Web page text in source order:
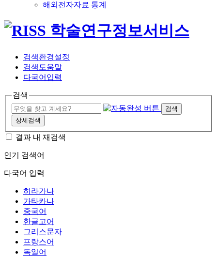
해외전자자료 통계
검색환경설정
검색도움말
다국어입력
검색
검색
상세검색
결과 내 재검색
인기 검색어
다국어 입력
히라가나
가타카나
중국어
한글고어
그리스문자
프랑스어
독일어